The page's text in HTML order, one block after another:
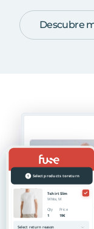
Descubre